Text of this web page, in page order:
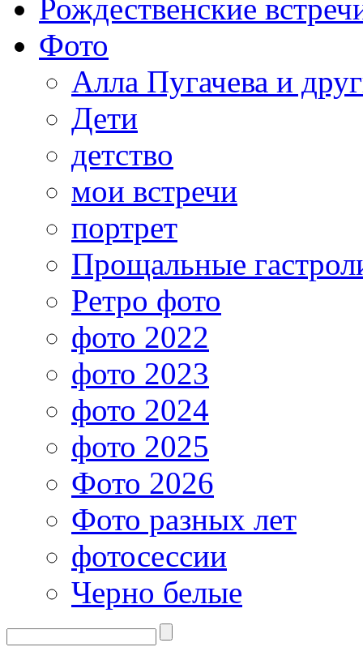
Рождественские
Фото
Алла Пугачева и
Дети
детство
мои встречи
портрет
Прощальные
Ретро фото
фото 2022
фото 2023
фото 2024
фото 2025
Фото 2026
Фото разных лет
фотосессии
Черно белые